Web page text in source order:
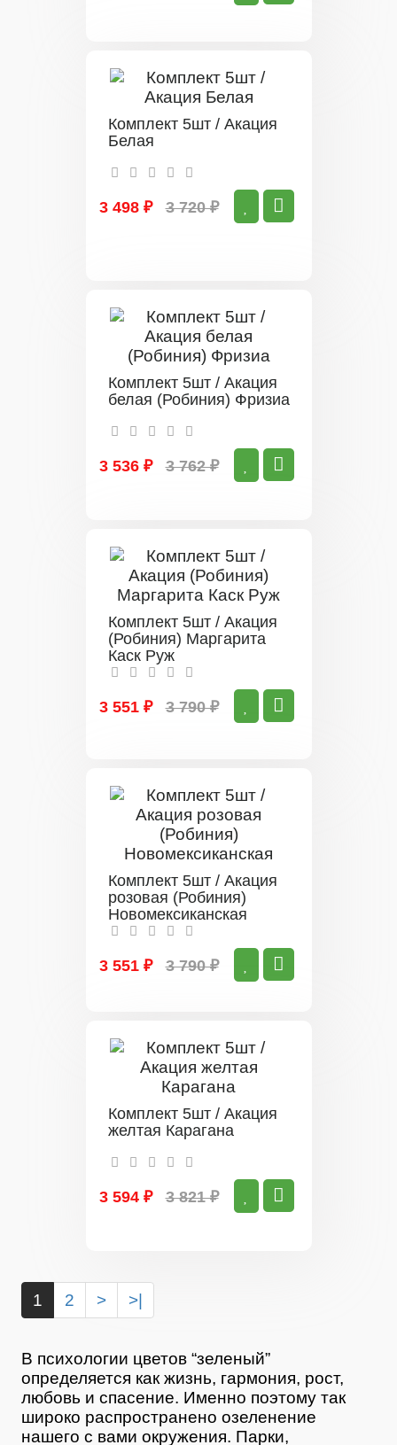
Комплект 5шт / Акация
Белая
3 498 ₽ 3 720 ₽
Комплект 5шт / Акация
белая (Робиния) Фризиа
3 536 ₽ 3 762 ₽
Комплект 5шт / Акация
(Робиния) Маргарита
Каск Руж
3 551 ₽ 3 790 ₽
Комплект 5шт / Акация
розовая (Робиния)
Новомексиканская
3 551 ₽ 3 790 ₽
Комплект 5шт / Акация
желтая Карагана
3 594 ₽ 3 821 ₽
1 2 > >|
В психологии цветов “зеленый”
определяется как жизнь, гармония, рост,
любовь и спасение. Именно поэтому так
широко распространено озеленение
нашего с вами окружения. Парки,